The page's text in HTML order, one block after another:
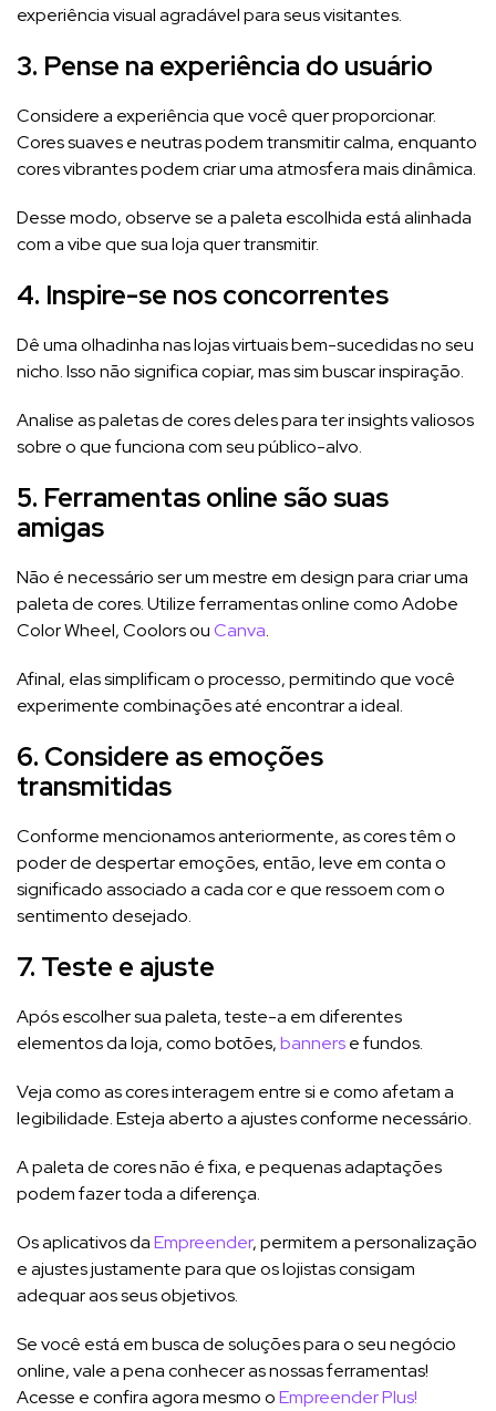
experiência visual agradável para seus visitantes.
3. Pense na experiência do usuário
Considere a experiência que você quer proporcionar.
Cores suaves e neutras podem transmitir calma, enquanto
cores vibrantes podem criar uma atmosfera mais dinâmica.
Desse modo, observe se a paleta escolhida está alinhada
com a vibe que sua loja quer transmitir.
4. Inspire-se nos concorrentes
Dê uma olhadinha nas lojas virtuais bem-sucedidas no seu
nicho. Isso não significa copiar, mas sim buscar inspiração.
Analise as paletas de cores deles para ter insights valiosos
sobre o que funciona com seu público-alvo.
5. Ferramentas online são suas
amigas
Não é necessário ser um mestre em design para criar uma
paleta de cores. Utilize ferramentas online como Adobe
Color Wheel, Coolors ouCanva.
Afinal, elas simplificam o processo, permitindo que você
experimente combinações até encontrar a ideal.
6. Considere as emoções
transmitidas
Conforme mencionamos anteriormente, as cores têm o
poder de despertar emoções, então, leve em conta o
significado associado a cada cor e que ressoem com o
sentimento desejado.
7. Teste e ajuste
Após escolher sua paleta, teste-a em diferentes
elementos da loja, como botões,bannerse fundos.
Veja como as cores interagem entre si e como afetam a
legibilidade. Esteja aberto a ajustes conforme necessário.
A paleta de cores não é fixa, e pequenas adaptações
podem fazer toda a diferença.
Os aplicativos daEmpreender, permitem a personalização
e ajustes justamente para que os lojistas consigam
adequar aos seus objetivos.
Se você está em busca de soluções para o seu negócio
online, vale a pena conhecer as nossas ferramentas!
Acesse e confira agora mesmo oEmpreender Plus!